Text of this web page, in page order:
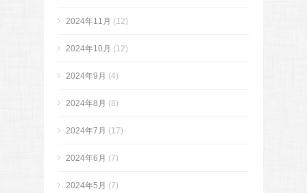
2024年11月 (12)
2024年10月 (12)
2024年9月 (4)
2024年8月 (8)
2024年7月 (17)
2024年6月 (7)
2024年5月 (7)